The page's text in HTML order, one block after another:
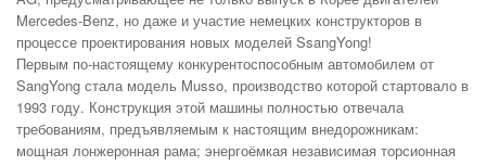
Mercedes-Benz, но даже и участие немецких конструкторов в
процессе проектирования новых моделей SsangYong!
Первым по-настоящему конкурентоспособным автомобилем от
SangYong стала модель Musso, производство которой стартовало в
1993 году. Конструкция этой машины полностью отвечала
требованиям, предъявляемым к настоящим внедорожникам:
мощная лонжеронная рама; энергоёмкая независимая торсионная